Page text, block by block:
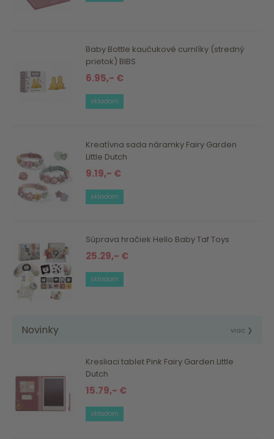
Baby Bottle kaučukové cumlíky (stredný
prietok) BIBS
6.95,- €
skladom
Kreatívna sada náramky Fairy Garden
Little Dutch
9.19,- €
skladom
Súprava hračiek Hello Baby Taf Toys
25.29,- €
skladom
Novinky viac ❯
Kresliaci tablet Pink Fairy Garden Little
Dutch
15.79,- €
skladom